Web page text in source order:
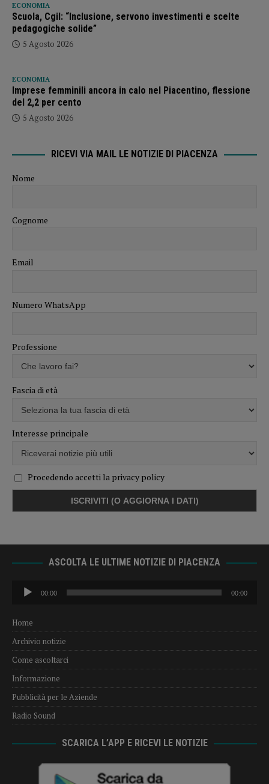
ECONOMIA
Scuola, Cgil: “Inclusione, servono investimenti e scelte
pedagogiche solide”
5 Agosto 2026
ECONOMIA
Imprese femminili ancora in calo nel Piacentino, flessione
del 2,2 per cento
5 Agosto 2026
RICEVI VIA MAIL LE NOTIZIE DI PIACENZA
Nome
Cognome
Email
Numero WhatsApp
Professione
Fascia di età
Interesse principale
Procedendo accetti la privacy policy
ASCOLTA LE ULTIME NOTIZIE DI PIACENZA
Audio
Player
00:00 00:00
Home
Archivio notizie
Come ascoltarci
Informazione
Pubblicità per le Aziende
Radio Sound
SCARICA L’APP E RICEVI LE NOTIZIE